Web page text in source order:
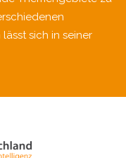
sich in seiner